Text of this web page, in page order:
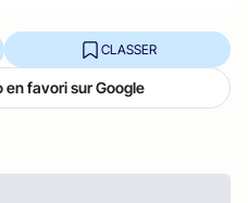
CLASSER
favori sur Google